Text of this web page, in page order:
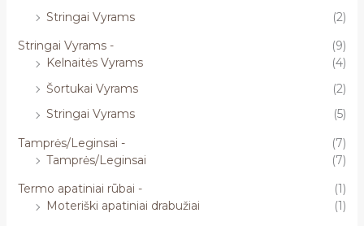
Stringai Vyrams
(2)
Stringai Vyrams -
(9)
Kelnaitės Vyrams
(4)
Šortukai Vyrams
(2)
Stringai Vyrams
(5)
Tamprės/Leginsai -
(7)
Tamprės/Leginsai
(7)
Termo apatiniai rūbai -
(1)
Moteriški apatiniai drabužiai
(1)